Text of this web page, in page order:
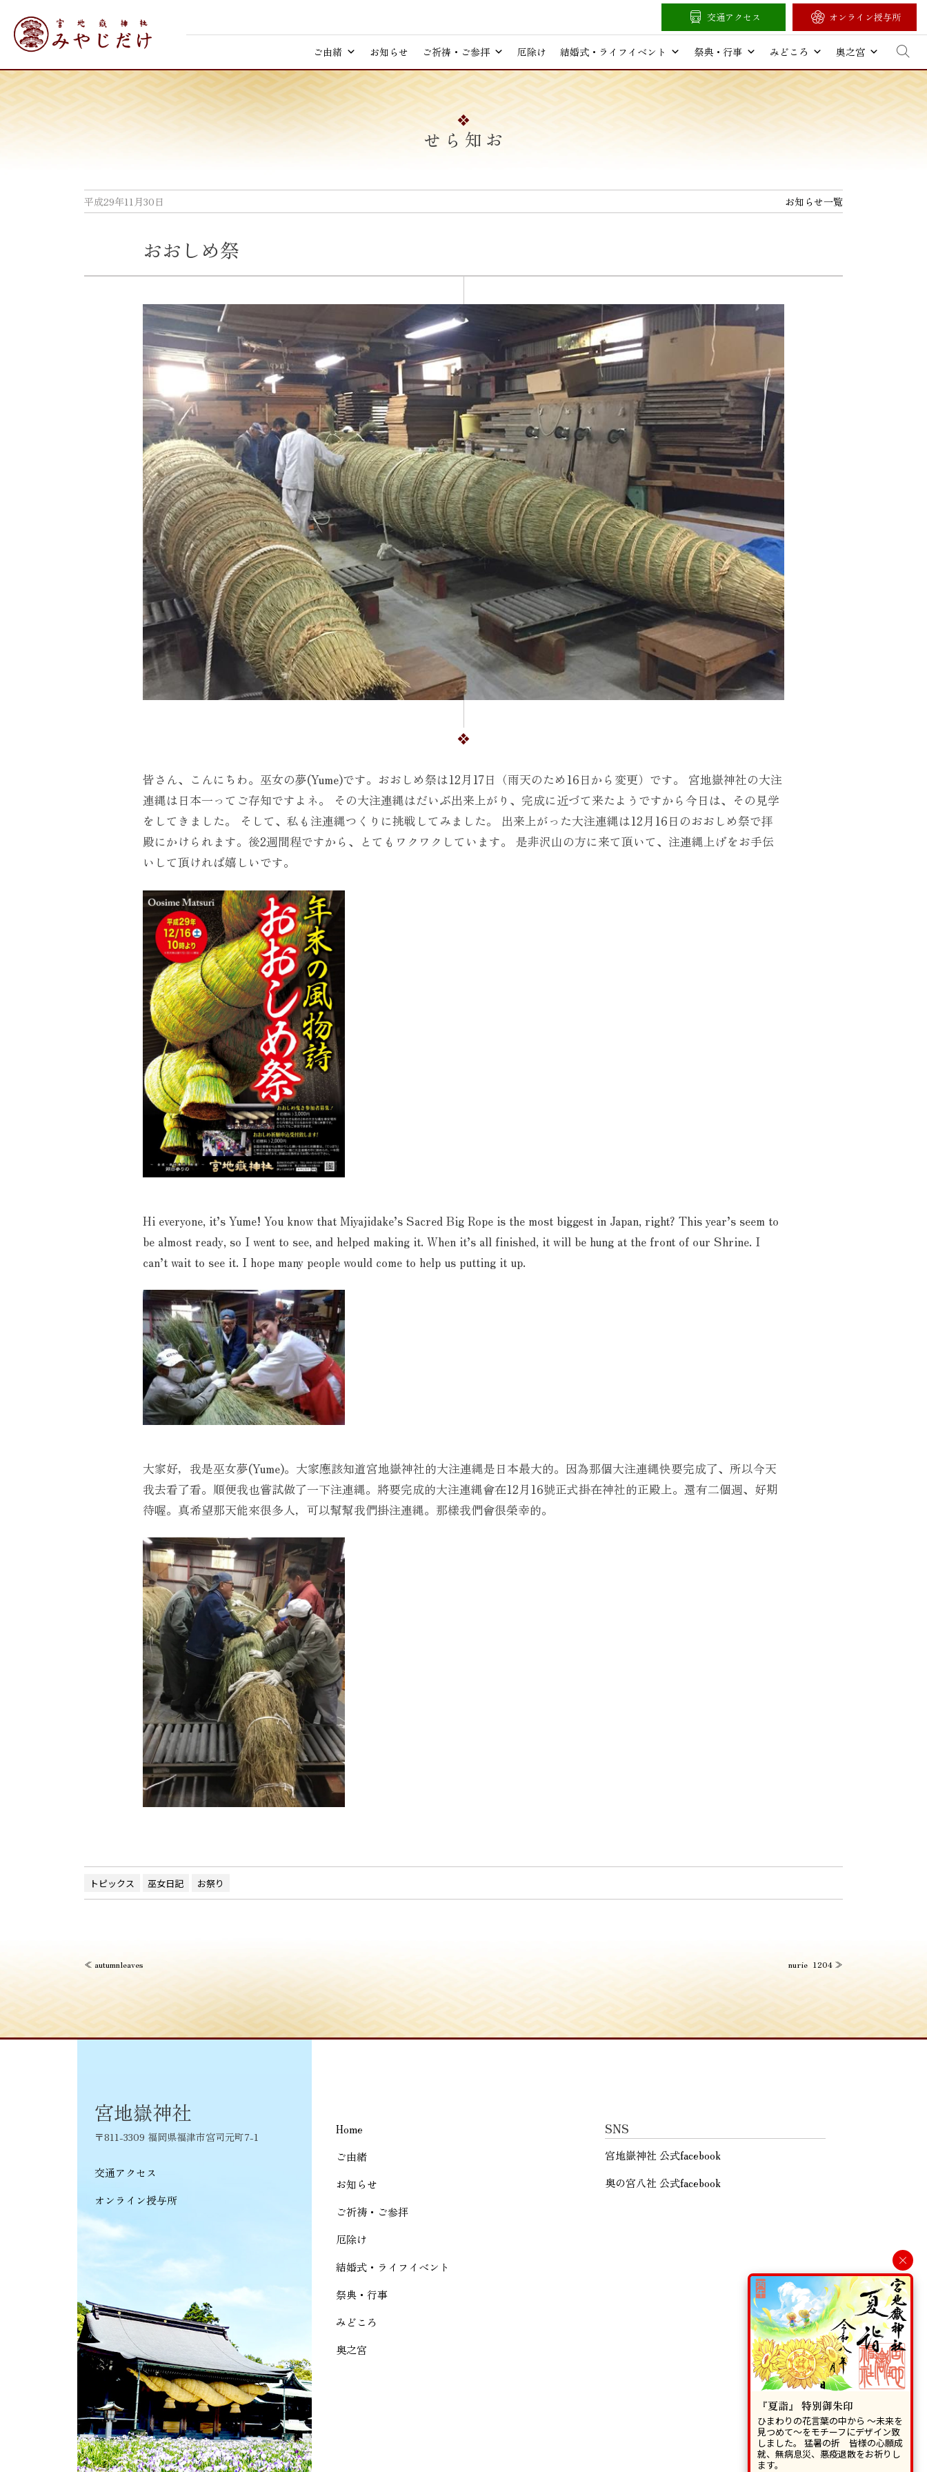
content
ご由緒 お知らせ ご祈祷・ご参拝 厄除け 結婚式・ライフイベント 祭典・行事 みどころ 奥之宮
交通アクセス オンライン授与所
お知らせ
平成29年11月30日 お知らせ一覧
おおしめ祭
皆さん、こんにちわ。巫女の夢(Yume)です。おおしめ祭は12月17日（雨天のため16日から変更）です。 宮地嶽神社の大注
連縄は日本一ってご存知ですよネ。 その大注連縄はだいぶ出来上がり、完成に近づて来たようですから今日は、その見学
をしてきました。 そして、私も注連縄つくりに挑戦してみました。 出来上がった大注連縄は12月16日のおおしめ祭で拝
殿にかけられます。後2週間程ですから、とてもワクワクしています。 是非沢山の方に来て頂いて、注連縄上げをお手伝
いして頂ければ嬉しいです。
Hi everyone, it’s Yume! You know that Miyajidake’s Sacred Big Rope is the most biggest in Japan, right? This year’s seem to
be almost ready, so I went to see, and helped making it. When it’s all finished, it will be hung at the front of our Shrine. I
can’t wait to see it. I hope many people would come to help us putting it up.
大家好，我是巫女夢(Yume)。大家應該知道宮地嶽神社的大注連縄是日本最大的。因為那個大注連縄快要完成了、所以今天
我去看了看。順便我也嘗試做了一下注連縄。將要完成的大注連縄會在12月16號正式掛在神社的正殿上。還有二個週、好期
待喔。真希望那天能來很多人，可以幫幫我們掛注連縄。那樣我們會很榮幸的。
トピックス 巫女日記 お祭り
投
ナ
ビ
シ
ョ
ン
≪ autumnleaves nurie_1204 ≫
Home
ご由緒
お知らせ
ご祈祷・ご参拝
厄除け
結婚式・ライフイベント
祭典・行事
みどころ
奥之宮
SNS
宮地嶽神社 公式facebook
奥の宮八社 公式facebook
宮地嶽神社
〒811-3309 福岡県福津市宮司元町7-1
交通アクセス
オンライン授与所
×
『夏詣』 特別御朱印
ひまわりの花言葉の中から 〜未来を
見つめて〜をモチーフにデザイン致
しました。 猛暑の折 皆様の心願成
就、無病息災、悪疫退散をお祈りし
ます。